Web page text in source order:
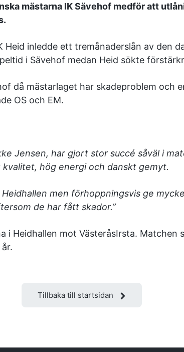
mästarna IK Sävehof medför att
Heid inledde ett tremånaderslån av den
i Sävehof medan Heid sökte
då mästarlaget har skadeproblem och
OS och EM.
Jensen, har gjort stor succé såväl i
hög energi och danskt gemyt.
men förhoppningsvis ge
de har fått skador.”
i Heidhallen mot VästeråsIrsta. Matchen
Tillbaka till startsidan